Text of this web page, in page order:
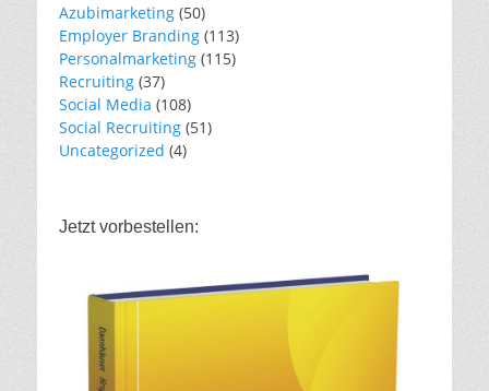
Azubimarketing (50)
Employer Branding (113)
Personalmarketing (115)
Recruiting (37)
Social Media (108)
Social Recruiting (51)
Uncategorized (4)
Jetzt vorbestellen: